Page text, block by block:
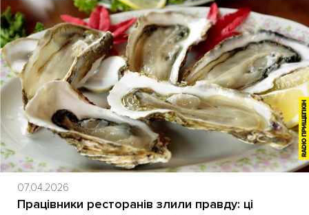
07.04.2026
Працівники ресторанів злили правду: ці